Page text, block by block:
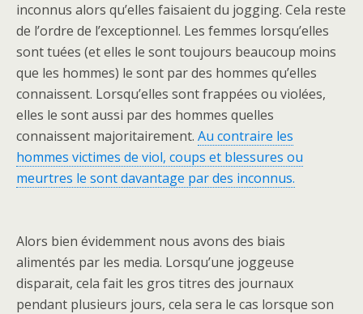
inconnus alors qu’elles faisaient du jogging. Cela reste
de l’ordre de l’exceptionnel. Les femmes lorsqu’elles
sont tuées (et elles le sont toujours beaucoup moins
que les hommes) le sont par des hommes qu’elles
connaissent. Lorsqu’elles sont frappées ou violées,
elles le sont aussi par des hommes quelles
connaissent majoritairement. Au contraire les
hommes victimes de viol, coups et blessures ou
meurtres le sont davantage par des inconnus.
Alors bien évidemment nous avons des biais
alimentés par les media. Lorsqu’une joggeuse
disparait, cela fait les gros titres des journaux
pendant plusieurs jours, cela sera le cas lorsque son